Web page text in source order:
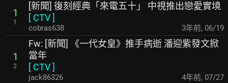
1
1
[新聞] 復刻經典「來電五十」 中視推出戀愛實境
[ CTV]
cobras638 3年前, 06/19
1
2
Fw: [新聞] 《一代女皇》推手病逝 潘迎紫發文掀
當年
[ CTV]
jack86326 4年前, 07/27